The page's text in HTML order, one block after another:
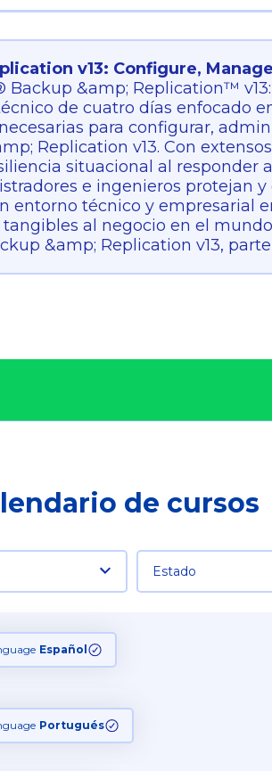
v13: Configure,
&amp; Replication™
de cuatro días enfocado
para configurar,
Replication v13. Con
situacional al responder
e ingenieros protejan y
entorno técnico y empresarial
al negocio en el
&amp; Replication v13,
de cursos
Estado
Español
Portugués